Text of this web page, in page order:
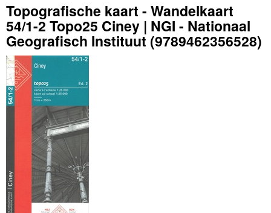
Topografische kaart - Wandelkaart
54/1-2 Topo25 Ciney | NGI - Nationaal
Geografisch Instituut (9789462356528)